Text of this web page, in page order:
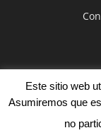
Este sitio web
Asumiremos que
no